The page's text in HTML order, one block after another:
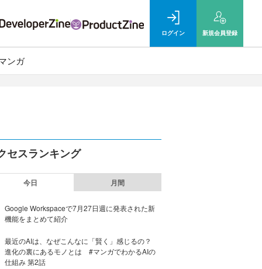
ログイン 新規会員登録
ンガ
セスランキング
今日 月間
Google Workspaceで7月27日週に発表された新
機能をまとめて紹介
最近のAIは、なぜこんなに「賢く」感じるの？
進化の裏にあるモノとは #マンガでわかるAIの
仕組み 第2話